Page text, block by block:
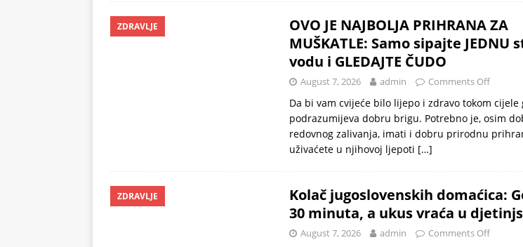
ZDRAVLJE
OVO JE NAJBOLJA PRIHRANA ZA
MUŠKATLE: Samo sipajte JEDNU
vodu i GLEDAJTE ČUDO
August 7, 2026 admin Comments Off
Da bi vam cvijeće bilo lijepo i zdravo tokom cijele
podrazumijeva dobru brigu. Potrebno je, osim
redovnog zalivanja, imati i dobru prirodnu
uživaćete u njihovoj ljepoti […]
ZDRAVLJE
Kolač jugoslovenskih domaćica:
30 minuta, a ukus vraća u
August 7, 2026 admin Comments Off